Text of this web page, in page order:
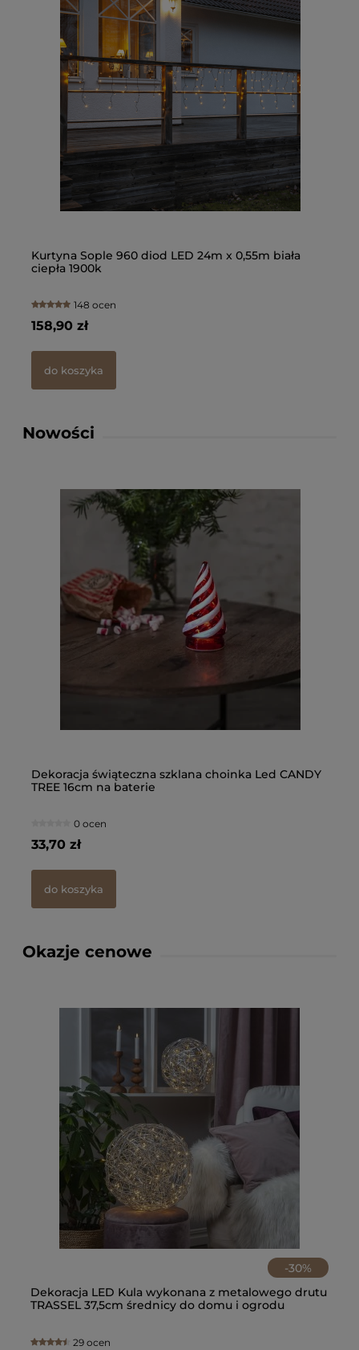
Kurtyna Sople 960 diod LED 24m x 0,55m biała
ciepła 1900k
148 ocen
158,90 zł
do koszyka
Nowości
Dekoracja świąteczna szklana choinka Led CANDY
TREE 16cm na baterie
0 ocen
33,70 zł
do koszyka
Okazje cenowe
-30%
Dekoracja LED Kula wykonana z metalowego drutu
TRASSEL 37,5cm średnicy do domu i ogrodu
29 ocen